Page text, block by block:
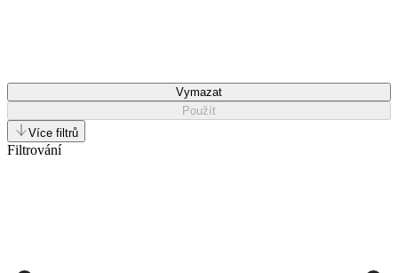
Vymazat
Použít
Více filtrů
Filtrování